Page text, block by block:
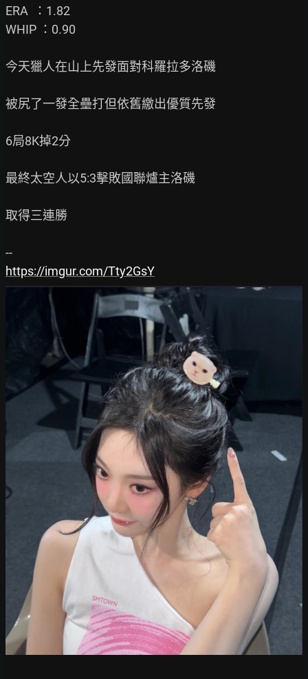
ERA  ：1.82
WHIP ：0.90
今天獵人在山上先發面對科羅拉多洛磯
被尻了一發全壘打但依舊繳出優質先發
6局8K掉2分
最終太空人以5:3擊敗國聯爐主洛磯
取得三連勝
https://imgur.com/Tty2GsY